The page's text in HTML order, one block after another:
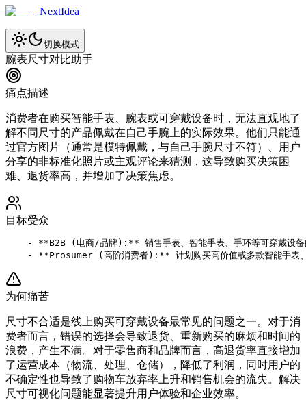
NextIdea
切换模式
腕表尺寸对比助手
痛点描述
消费者在购买智能手表、腕表或可穿戴设备时，无法直观地了
解不同尺寸的产品佩戴在自己手腕上的实际效果。他们只能通
过官方图片（通常是模特佩戴，与自己手腕尺寸不符）、用户
分享的非标准化照片或主观评论来猜测，这导致购买决策困
难、退货率高，并增加了决策焦虑。
目标受众
- **B2B (电商/品牌):** 销售手表、智能手表、手环等可穿戴设备
为何痛苦
尺寸不合适是线上购买可穿戴设备最常见的问题之一。对于消
费者而言，错误的选择会导致退货、重新购买的麻烦和时间的
浪费，产生不满。对于零售商和品牌而言，高退货率直接增加
了运营成本（物流、处理、仓储），降低了利润，同时用户的
不确定性也导致了购物车放弃率上升和销售机会的流失。解决
尺寸可视化问题能显著提升用户体验和企业效率。